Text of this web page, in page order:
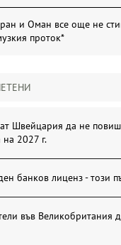
и Оман все още не
проток*
Швейцария да не
2027 г.
банков лиценз - този
във Великобритания